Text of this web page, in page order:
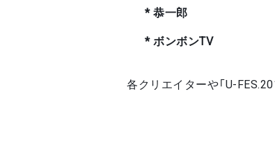
* 恭一郎
* ボンボンTV
各クリエイターや「U-